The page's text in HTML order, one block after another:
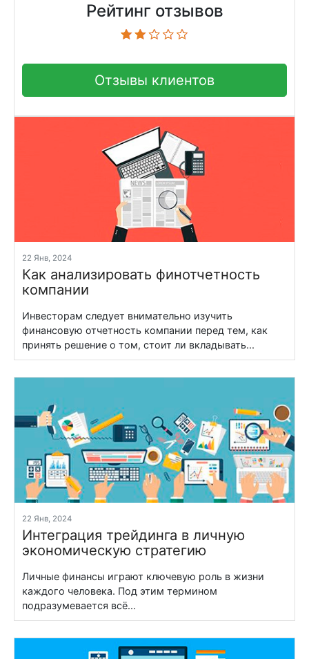
Рейтинг отзывов
Отзывы клиентов
22 Янв, 2024
Как анализировать финотчетность
компании
Инвесторам следует внимательно изучить
финансовую отчетность компании перед тем, как
принять решение о том, стоит ли вкладывать...
22 Янв, 2024
Интеграция трейдинга в личную
экономическую стратегию
Личные финансы играют ключевую роль в жизни
каждого человека. Под этим термином
подразумевается всё...